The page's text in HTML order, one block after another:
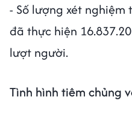
- Số lượng xét
đã thực hiện
lượt người.
Tình hình tiêm chủng